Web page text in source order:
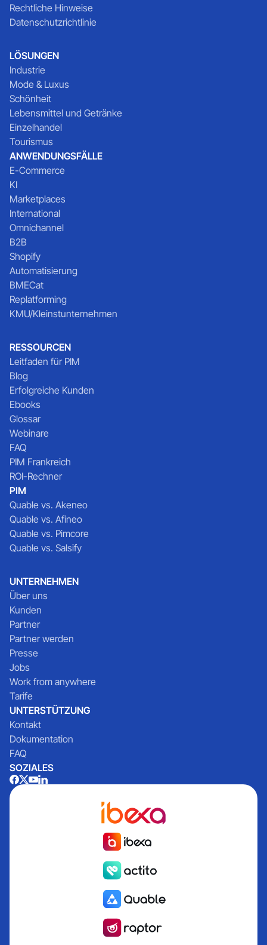
Rechtliche Hinweise
Datenschutzrichtlinie
LÖSUNGEN
Industrie
Mode & Luxus
Schönheit
Lebensmittel und Getränke
Einzelhandel
Tourismus
ANWENDUNGSFÄLLE
E-Commerce
KI
Marketplaces
International
Omnichannel
B2B
Shopify
Automatisierung
BMECat
Replatforming
KMU/Kleinstunternehmen
RESSOURCEN
Leitfaden für PIM
Blog
Erfolgreiche Kunden
Ebooks
Glossar
Webinare
FAQ
PIM Frankreich
ROI-Rechner
PIM
Quable vs. Akeneo
Quable vs. Afineo
Quable vs. Pimcore
Quable vs. Salsify
UNTERNEHMEN
Über uns
Kunden
Partner
Partner werden
Presse
Jobs
Work from anywhere
Tarife
UNTERSTÜTZUNG
Kontakt
Dokumentation
FAQ
SOZIALES